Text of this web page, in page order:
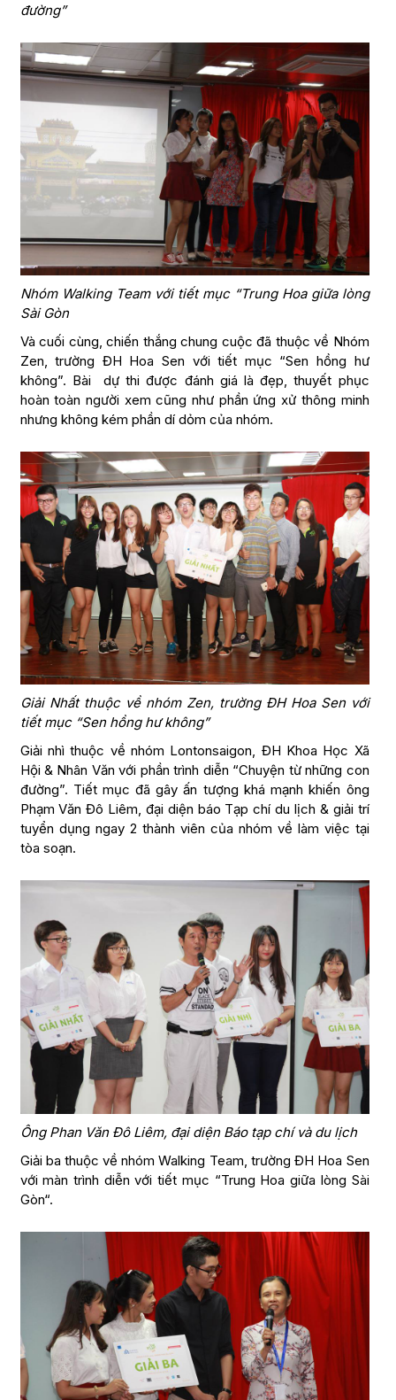
đường”
Nhóm Walking Team với tiết mục “Trung Hoa giữa lòng
Sài Gòn
Và cuối cùng, chiến thắng chung cuộc đã thuộc về Nhóm
Zen, trường ĐH Hoa Sen với tiết mục “Sen hồng hư
không”. Bài dự thi được đánh giá là đẹp, thuyết phục
hoàn toàn người xem cũng như phần ứng xử thông minh
nhưng không kém phần dí dỏm của nhóm.
Giải Nhất thuộc về nhóm Zen, trường ĐH Hoa Sen với
tiết mục “Sen hồng hư không”
Giải nhì thuộc về nhóm Lontonsaigon, ĐH Khoa Học Xã
Hội & Nhân Văn với phần trình diễn “Chuyện từ những con
đường”. Tiết mục đã gây ấn tượng khá mạnh khiến ông
Phạm Văn Đô Liêm, đại diện báo Tạp chí du lịch & giải trí
tuyển dụng ngay 2 thành viên của nhóm về làm việc tại
tòa soạn.
Ông Phan Văn Đô Liêm, đại diện Báo tạp chí và du lịch
Giải ba thuộc về nhóm Walking Team, trường ĐH Hoa Sen
với màn trình diễn với tiết mục “Trung Hoa giữa lòng Sài
Gòn“.